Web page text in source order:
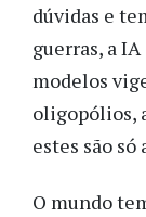
dúvidas e
guerras, a
modelos
oligopólios,
estes são
O mundo